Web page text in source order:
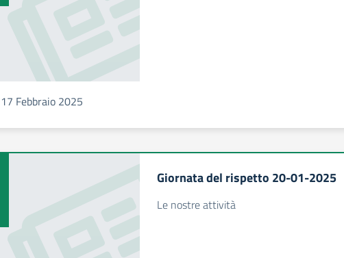
17 Febbraio 2025
Giornata del rispetto 20-01-2025
Le nostre attività